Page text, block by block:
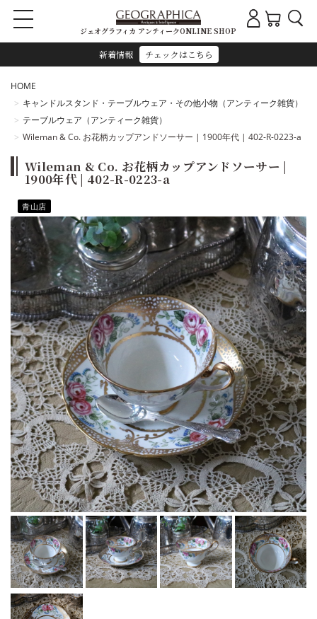
新着情報 チェックはこちら
ジェオグラフィカ アンティークONLINE SHOP
HOME
キャンドルスタンド・テーブルウェア・その他小物（アンティーク雑貨）
テーブルウェア（アンティーク雑貨）
Wileman & Co. お花柄カップアンドソーサー | 1900年代 | 402-R-0223-a
Wileman & Co. お花柄カップアンドソーサー |
1900年代 | 402-R-0223-a
青山店